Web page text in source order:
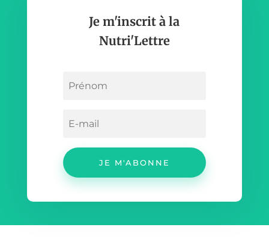
Je m'inscrit à la
Nutri'Lettre
JE M'ABONNE